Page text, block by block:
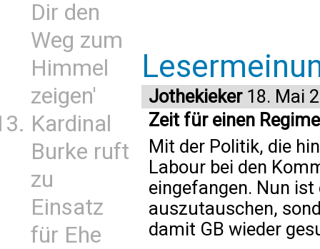
Dir den
Weg zum
Himmel
zeigen'
Kardinal
Burke ruft
zu
Einsatz
für Ehe
Jothekieker18. Mai
Zeit für einen
Mit der Politik, die
Labour bei den
eingefangen. Nun
auszutauschen,
damit GB wieder